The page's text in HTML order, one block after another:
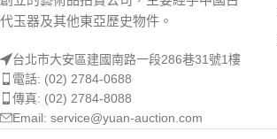
代玉器及其他東亞歷史物件。
台北市大安區建國南路一段286巷31號1樓
電話: (02) 2784-0688
傳真: (02) 2784-8088
Email: service@yuan-auction.com